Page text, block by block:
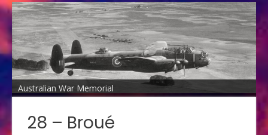
Australian War Memorial
28 – Broué